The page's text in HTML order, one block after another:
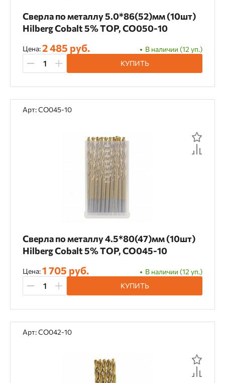
Сверла по металлу 5.0*86(52)мм (10шт)
Hilberg Cobalt 5% TOP, CO050-10
Цена:2 485 руб.
В наличии (12 уп.)
КУПИТЬ
Арт: CO045-10
Сверла по металлу 4.5*80(47)мм (10шт)
Hilberg Cobalt 5% TOP, CO045-10
Цена:1 705 руб.
В наличии (12 уп.)
КУПИТЬ
Арт: CO042-10